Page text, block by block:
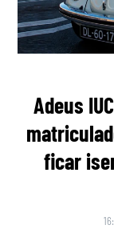
Adeus
ficar